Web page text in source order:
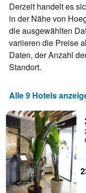
Derzeit handelt es
in der Nähe von
die ausgewählten
variieren die Preise
Daten, der Anzahl
Standort.
Alle 9 Hotels